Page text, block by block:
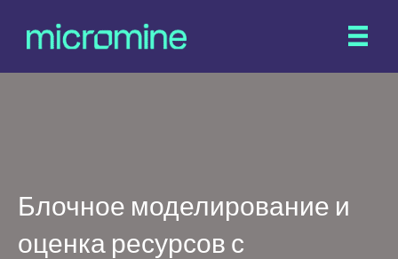
Блочное моделирование и
оценка ресурсов с